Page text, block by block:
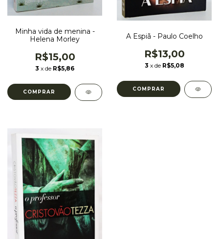
Minha vida de menina -
Helena Morley
R$15,00
3 x de R$5,86
A Espiã - Paulo Coelho
R$13,00
3 x de R$5,08